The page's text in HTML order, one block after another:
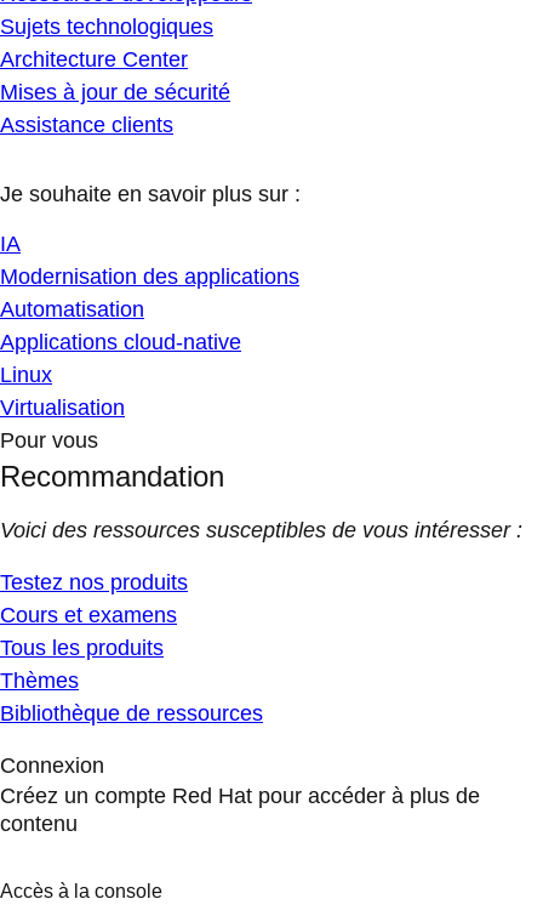
Sujets technologiques
Architecture Center
Mises à jour de sécurité
Assistance clients
Je souhaite en savoir plus sur :
IA
Modernisation des applications
Automatisation
Applications cloud-native
Linux
Virtualisation
Pour vous
Recommandation
Voici des ressources susceptibles de vous intéresser :
Testez nos produits
Cours et examens
Tous les produits
Thèmes
Bibliothèque de ressources
Connexion
Créez un compte Red Hat pour accéder à plus de
contenu
Accès à la console